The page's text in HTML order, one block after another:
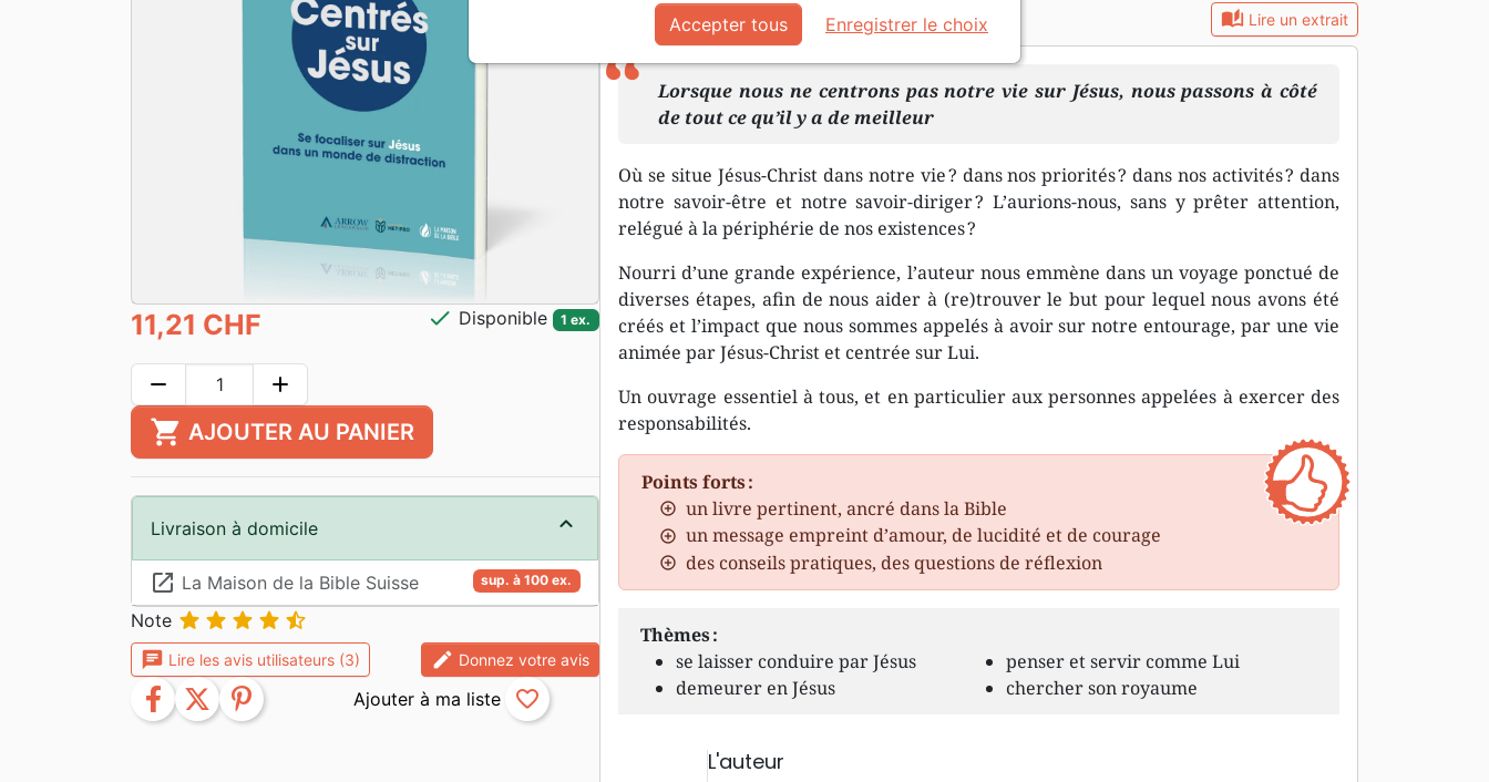
Description Détails du produit auto_stories Lire un extrait
Lorsque nous ne centrons pas notre vie sur Jésus, nous passons à côté
de tout ce qu’il y a de meilleur
Où se situe Jésus-Christ dans notre vie ? dans nos priorités ? dans nos activités ? dans
notre savoir-être et notre savoir-diriger ? L’aurions-nous, sans y prêter attention,
relégué à la périphérie de nos existences ?
Nourri d’une grande expérience, l’auteur nous emmène dans un voyage ponctué de
diverses étapes, afin de nous aider à (re)trouver le but pour lequel nous avons été
créés et l’impact que nous sommes appelés à avoir sur notre entourage, par une vie
animée par Jésus-Christ et centrée sur Lui.
Un ouvrage essentiel à tous, et en particulier aux personnes appelées à exercer des
responsabilités.
Points forts :
un livre pertinent, ancré dans la Bible
un message empreint d’amour, de lucidité et de courage
des conseils pratiques, des questions de réflexion
Thèmes :
se laisser conduire par Jésus
demeurer en Jésus
penser et servir comme Lui
chercher son royaume
L'auteur
11,21 CHF check Disponible 1 ex.
remove add
shopping_cart AJOUTER AU PANIER
Livraison à domicile
sup. à 100 ex.
launch La Maison de la Bible Suisse
Note     
chat Lire les avis utilisateurs (3) edit Donnez votre avis
facebook twitter pinterest favorite_border
Accepter tous Enregistrer le choix